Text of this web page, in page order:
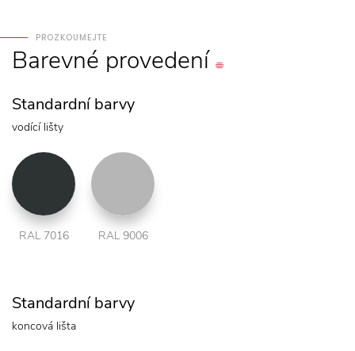
PROZKOUMEJTE
Barevné provedení
Standardní barvy
vodící lišty
RAL 7016 RAL 9006
Standardní barvy
koncová lišta